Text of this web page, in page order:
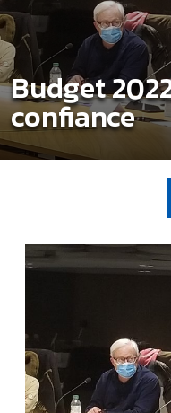
Budget
confiance